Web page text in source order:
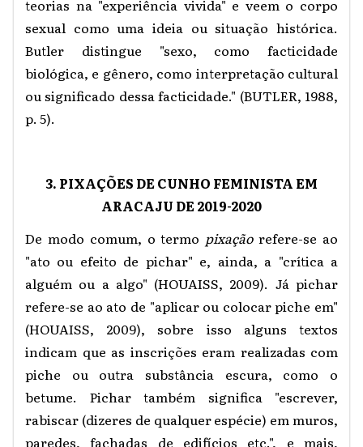
teorias na "experiência vivida" e veem o corpo
sexual como uma ideia ou situação histórica.
Butler distingue "sexo, como facticidade
biológica, e gênero, como interpretação cultural
ou significado dessa facticidade." (BUTLER, 1988,
p. 5).
3. PIXAÇÕES DE CUNHO FEMINISTA EM
ARACAJU DE 2019-2020
De modo comum, o termo pixaçãorefere-se ao
"ato ou efeito de pichar" e, ainda, a "crítica a
alguém ou a algo" (HOUAISS, 2009). Já pichar
refere-se ao ato de "aplicar ou colocar piche em"
(HOUAISS, 2009), sobre isso alguns textos
indicam que as inscrições eram realizadas com
piche ou outra substância escura, como o
betume. Pichar também significa "escrever,
rabiscar (dizeres de qualquer espécie) em muros,
paredes, fachadas de edifícios etc.", e mais,